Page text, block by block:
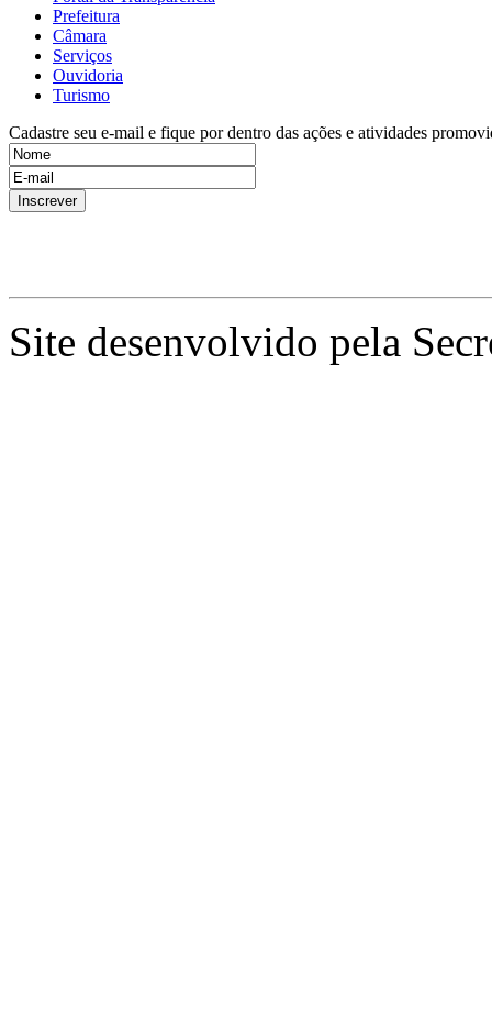
Prefeitura
Câmara
Serviços
Ouvidoria
Turismo
Cadastre seu e-mail e fique por dentro das ações e atividades
Site desenvolvido pela